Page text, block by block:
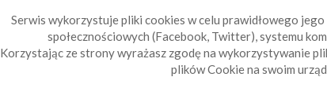
Sailbook.pl to miejsce dla
wiadomości ze świata żeglarstwa,
nie tylko.
Serwis wykorzystuje pliki cookies w celu prawidłowego
społecznościowych (Facebook, Twitter), systemu
Korzystając ze strony wyrażasz zgodę na wykorzystywanie
plików Cookie na swoim